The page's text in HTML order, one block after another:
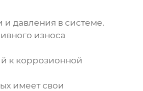
давления в системе.
износа
к коррозионной
имеет свои